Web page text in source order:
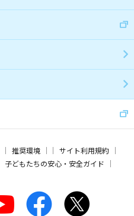
推奨環境
サイト利用規約
子どもたちの安心・安全ガイド